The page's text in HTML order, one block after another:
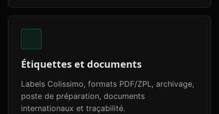
Étiquettes et documents
Labels Colissimo, formats PDF/ZPL, archivage,
poste de préparation, documents
internationaux et traçabilité.